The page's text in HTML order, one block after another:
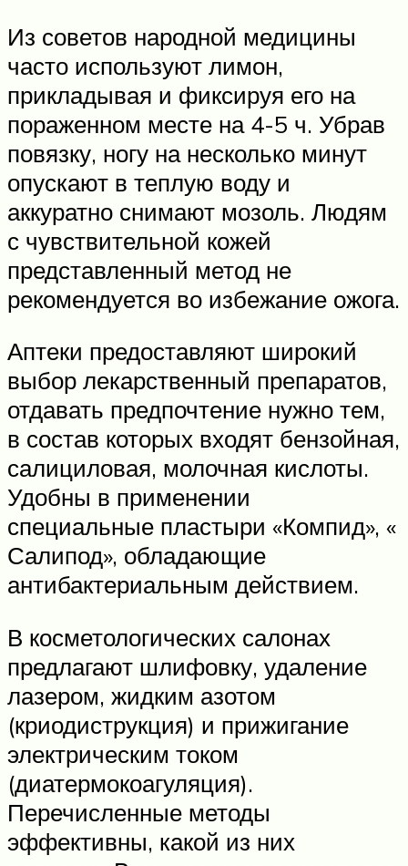
Из советов народной медицины
часто используют лимон,
прикладывая и фиксируя его на
пораженном месте на 4-5 ч. Убрав
повязку, ногу на несколько минут
опускают в теплую воду и
аккуратно снимают мозоль. Людям
с чувствительной кожей
представленный метод не
рекомендуется во избежание ожога.
Аптеки предоставляют широкий
выбор лекарственный препаратов,
отдавать предпочтение нужно тем,
в состав которых входят бензойная,
салициловая, молочная кислоты.
Удобны в применении
специальные пластыри «Компид», «
Салипод», обладающие
антибактериальным действием.
В косметологических салонах
предлагают шлифовку, удаление
лазером, жидким азотом
(криодиструкция) и прижигание
электрическим током
(диатермокоагуляция).
Перечисленные методы
эффективны, какой из них